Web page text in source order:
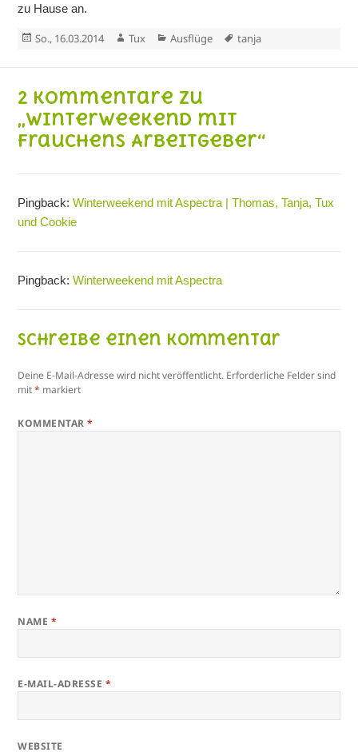
zu Hause an.
Veröffentlicht
So., 16.03.2014 Autor
Tux Kategorien
Ausflüge Schlagwörter
tanja
2 Kommentare zu
„Winterweekend mit
Frauchens Arbeitgeber“
Pingback:Winterweekend mit Aspectra | Thomas, Tanja, Tux
und Cookie
Pingback:Winterweekend mit Aspectra
Schreibe einen Kommentar
Deine E-Mail-Adresse wird nicht veröffentlicht. Erforderliche Felder sind
mit* markiert
KOMMENTAR*
NAME *
E-MAIL-ADRESSE *
WEBSITE